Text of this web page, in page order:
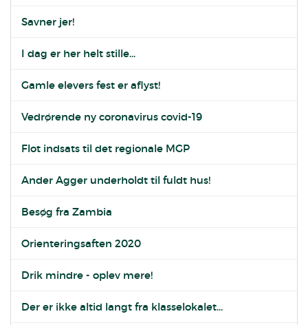
Savner jer!
I dag er her helt stille...
Gamle elevers fest er aflyst!
Vedrørende ny coronavirus covid-19
Flot indsats til det regionale MGP
Ander Agger underholdt til fuldt hus!
Besøg fra Zambia
Orienteringsaften 2020
Drik mindre - oplev mere!
Der er ikke altid langt fra klasselokalet...